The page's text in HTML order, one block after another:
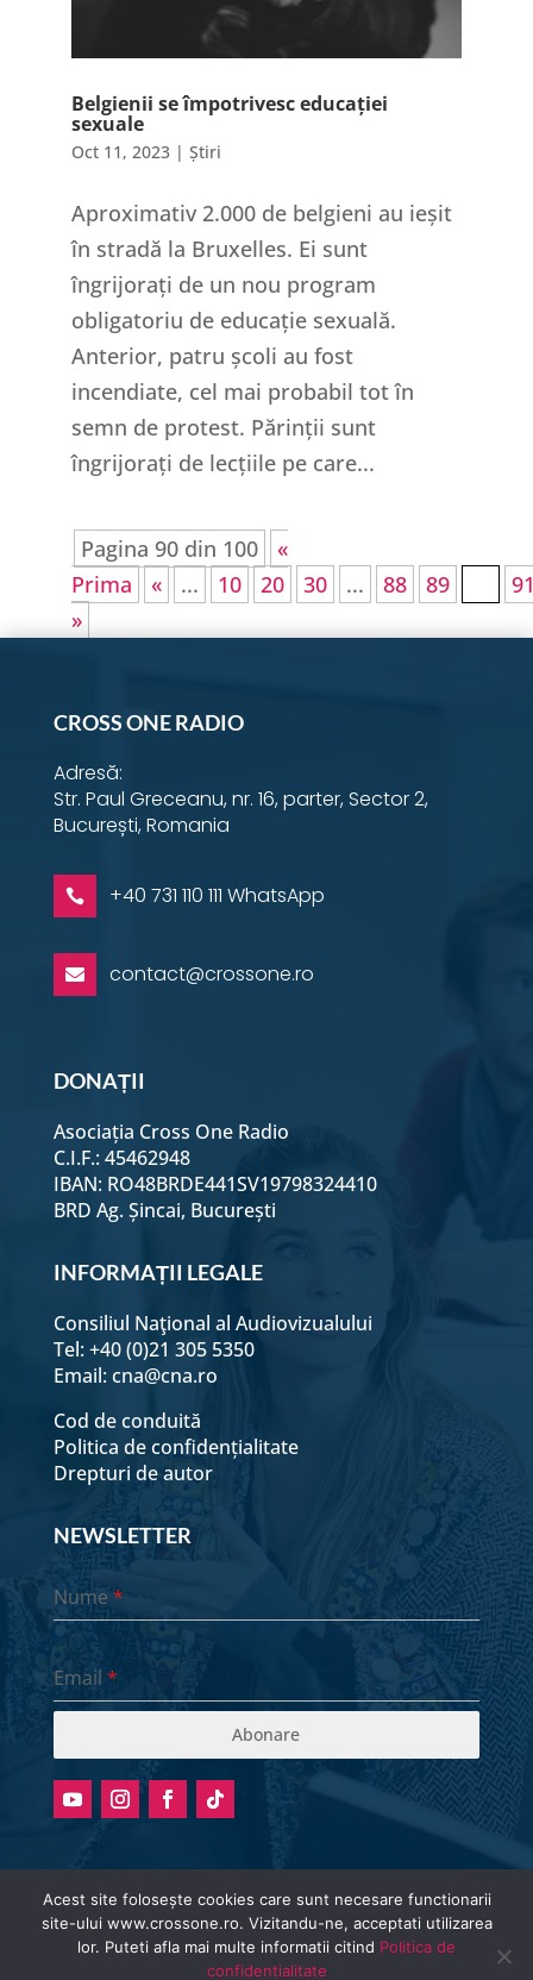
Belgienii se împotrivesc educației
sexuale
Oct 11, 2023| Știri
Aproximativ 2.000 de belgieni au ieșit
în stradă la Bruxelles. Ei sunt
îngrijorați de un nou program
obligatoriu de educație sexuală.
Anterior, patru școli au fost
incendiate, cel mai probabil tot în
semn de protest. Părinții sunt
îngrijorați de lecțiile pe care...
Pagina 90 din 100
«
Prima
« ... 10 20 30 ... 88 89
»
CROSS ONE RADIO
Adresă:
Str. Paul Greceanu, nr. 16, parter, Sector 2,
București, Romania
 +40 731 110 111 WhatsApp
 contact@crossone.ro
DONAȚII
Asociația Cross One Radio
C.I.F.: 45462948
IBAN: RO48BRDE441SV19798324410
BRD Ag. Șincai, București
INFORMAȚII LEGALE
Consiliul Naţional al Audiovizualului
Tel: +40 (0)21 305 5350
Email: cna@cna.ro
Cod de conduită
Politica de confidențialitate
Drepturi de autor
NEWSLETTER
Nume*
Email *
Abonare
© Cross One Radio 2026 | All Rights
Acest site folosește cookies care sunt necesare functionarii
site-ului www.crossone.ro. Vizitandu-ne, acceptati utilizarea
lor. Puteti afla mai multe informatii citind Politica de
confidentialitate